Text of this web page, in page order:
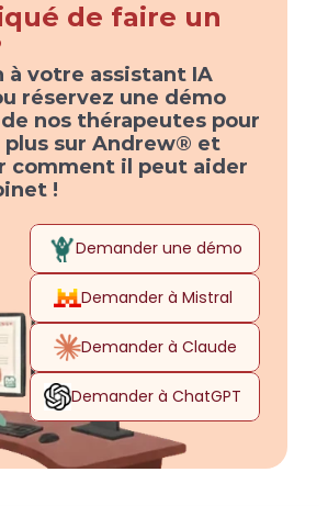
de faire un
à votre assistant IA
réservez une démo
nos thérapeutes pour
plus sur Andrew® et
comment il peut aider
!
Demander une démo
Demander à Mistral
Demander à Claude
Demander à ChatGPT